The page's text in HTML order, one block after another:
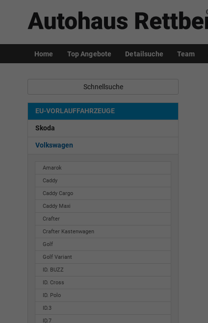
Home Top Angebote Detailsuche Team
Schnellsuche
EU-VORLAUFFAHRZEUGE
Skoda
Volkswagen
Amarok
Caddy
Caddy Cargo
Caddy Maxi
Crafter
Crafter Kastenwagen
Golf
Golf Variant
ID. BUZZ
ID. Cross
ID. Polo
ID.3
ID.7